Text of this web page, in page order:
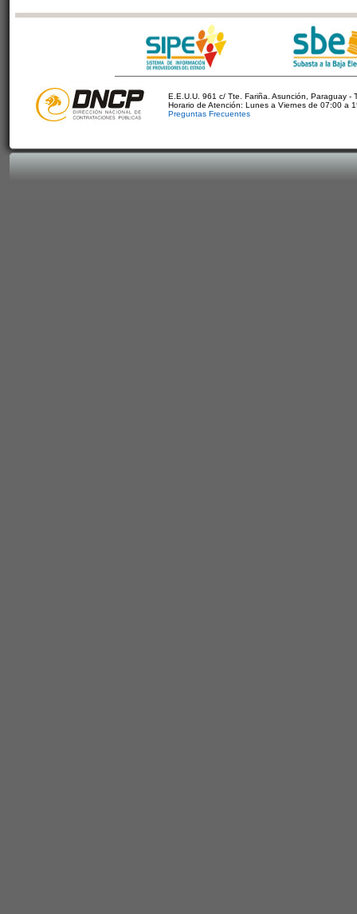
E.E.U.U. 961 c/ Tte. Fariña. Asunción, Paraguay -
Horario de Atención: Lunes a Viernes de 07:00 a
Preguntas Frecuentes